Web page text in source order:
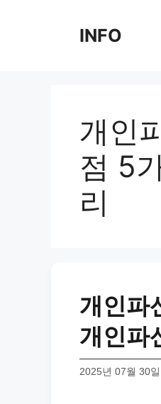
INFO
개인
점 5
리
개인파
개인파
2025년 07월 30일